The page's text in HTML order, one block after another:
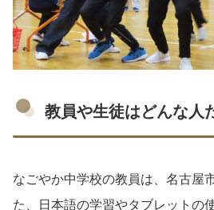
教員や生徒はどんな人
なごやか中学校の教員は、名古屋
た、日本語の学習やタブレットの